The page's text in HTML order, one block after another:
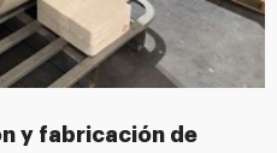
y fabricación de